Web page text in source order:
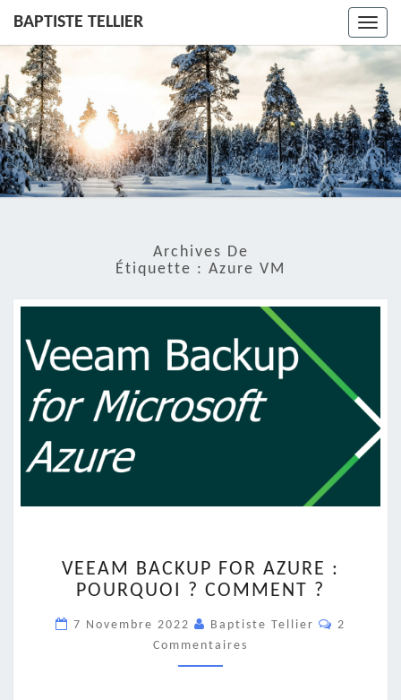
BAPTISTE TELLIER
Archives De
Étiquette : Azure VM
BACKUP
FOR
:
POURQUOI
?
VEEAM BACKUP FOR AZURE :
POURQUOI ? COMMENT ?
7 Novembre 2022 Baptiste Tellier
2
Commentaires